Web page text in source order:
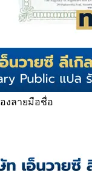
งลายมือชื่อ